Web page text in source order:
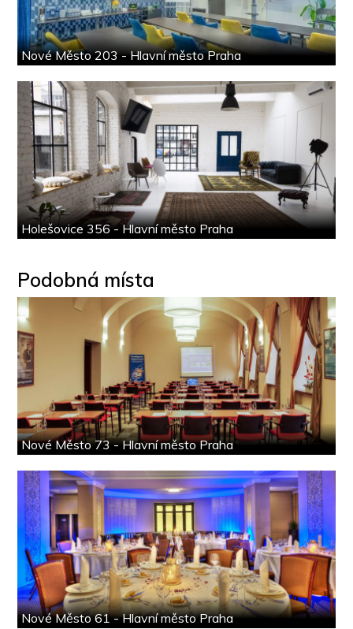
Nové Město 203 - Hlavní město Praha
Holešovice 356 - Hlavní město Praha
Podobná místa
Nové Město 73 - Hlavní město Praha
Nové Město 61 - Hlavní město Praha